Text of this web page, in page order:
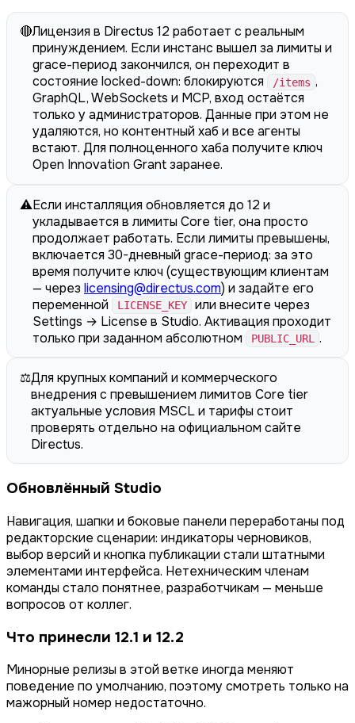
🔴Лицензия в Directus 12 работает с реальным
принуждением. Если инстанс вышел за лимиты и
grace-период закончился, он переходит в
состояние locked-down: блокируются
/items ,
GraphQL, WebSockets и MCP, вход остаётся
только у администраторов. Данные при этом не
удаляются, но контентный хаб и все агенты
встают. Для полноценного хаба получите ключ
Open Innovation Grant заранее.
⚠️Если инсталляция обновляется до 12 и
укладывается в лимиты Core tier, она просто
продолжает работать. Если лимиты превышены,
включается 30-дневный grace-период: за это
время получите ключ (существующим клиентам
— через licensing@directus.com) и задайте его
переменной
LICENSE_KEY
или внесите через
Settings → License в Studio. Активация проходит
только при заданном абсолютном
PUBLIC_URL .
⚖️Для крупных компаний и коммерческого
внедрения с превышением лимитов Core tier
актуальные условия MSCL и тарифы стоит
проверять отдельно на официальном сайте
Directus.
Обновлённый Studio
Навигация, шапки и боковые панели переработаны под
редакторские сценарии: индикаторы черновиков,
выбор версий и кнопка публикации стали штатными
элементами интерфейса. Нетехническим членам
команды стало понятнее, разработчикам — меньше
вопросов от коллег.
Что принесли 12.1 и 12.2
Минорные релизы в этой ветке иногда меняют
поведение по умолчанию, поэтому смотреть только на
мажорный номер недостаточно.